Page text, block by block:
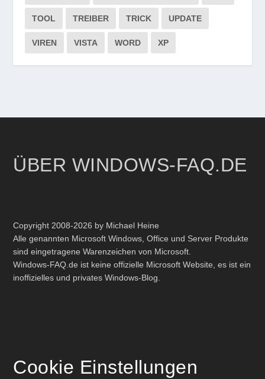
TOOL TREIBER TRICK UPDATE
VIREN VISTA WORD XP
ÜBER WINDOWS-FAQ.DE
Copyright 2008-2026 by Michael Heine
Alle genannten Microsoft Windows, Office und Server Produkte
sind eingetragene Warenzeichen von Microsoft.
Windows-FAQ.de ist keine offizielle Microsoft Website, es ist ein
inoffizielles und privates Windows-Blog.
Cookie Einstellungen